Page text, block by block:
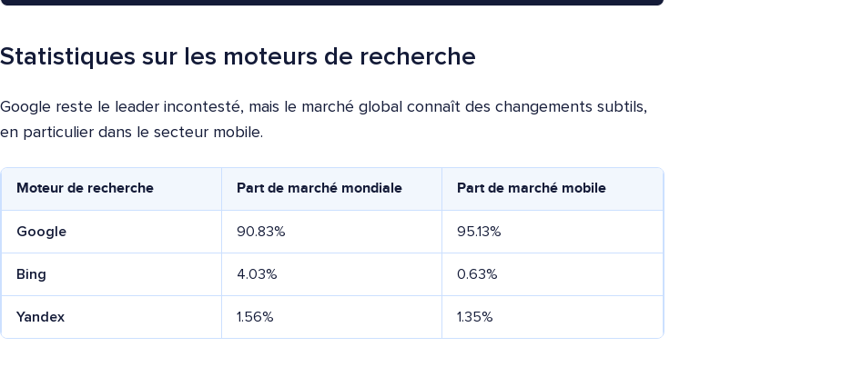
Statistiques sur les moteurs de recherche
Google reste le leader incontesté, mais le marché global connaît des changements subtils,
en particulier dans le secteur mobile.
Moteur de recherche Part de marché mondiale Part de marché mobile
Google 90.83% 95.13%
Bing 4.03% 0.63%
Yandex 1.56% 1.35%